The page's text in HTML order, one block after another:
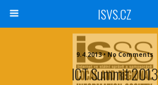
ISVS.CZ
9.4.2013 • No Comments
ICT Summit 2013